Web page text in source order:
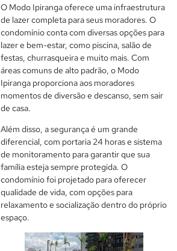
O Modo Ipiranga oferece uma infraestrutura
de lazer completa para seus moradores. O
condomínio conta com diversas opções para
lazer e bem-estar, como piscina, salão de
festas, churrasqueira e muito mais. Com
áreas comuns de alto padrão, o Modo
Ipiranga proporciona aos moradores
momentos de diversão e descanso, sem sair
de casa.
Além disso, a segurança é um grande
diferencial, com portaria 24 horas e sistema
de monitoramento para garantir que sua
família esteja sempre protegida. O
condomínio foi projetado para oferecer
qualidade de vida, com opções para
relaxamento e socialização dentro do próprio
espaço.